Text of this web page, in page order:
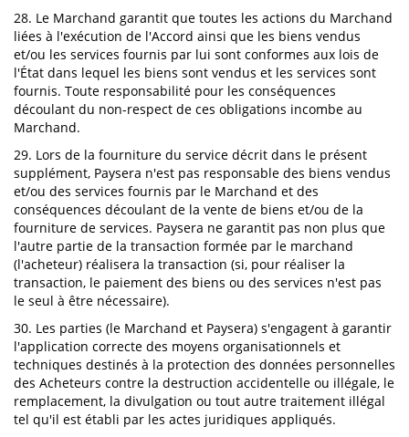
28. Le Marchand garantit que toutes les actions du Marchand
liées à l'exécution de l'Accord ainsi que les biens vendus
et/ou les services fournis par lui sont conformes aux lois de
l'État dans lequel les biens sont vendus et les services sont
fournis. Toute responsabilité pour les conséquences
découlant du non-respect de ces obligations incombe au
Marchand.
29. Lors de la fourniture du service décrit dans le présent
supplément, Paysera n'est pas responsable des biens vendus
et/ou des services fournis par le Marchand et des
conséquences découlant de la vente de biens et/ou de la
fourniture de services. Paysera ne garantit pas non plus que
l'autre partie de la transaction formée par le marchand
(l'acheteur) réalisera la transaction (si, pour réaliser la
transaction, le paiement des biens ou des services n'est pas
le seul à être nécessaire).
30. Les parties (le Marchand et Paysera) s'engagent à garantir
l'application correcte des moyens organisationnels et
techniques destinés à la protection des données personnelles
des Acheteurs contre la destruction accidentelle ou illégale, le
remplacement, la divulgation ou tout autre traitement illégal
tel qu'il est établi par les actes juridiques appliqués.